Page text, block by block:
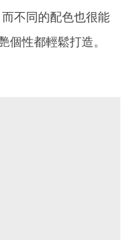
不同的配色也很能
個性都輕鬆打造。